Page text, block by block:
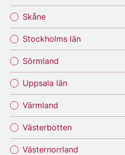
Skåne
Stockholms län
Sörmland
Uppsala län
Värmland
Västerbotten
Västernorrland